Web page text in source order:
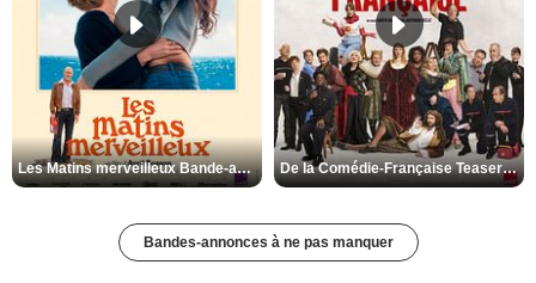
Les Matins merveilleux Bande-annonce VF De la Comédie-Française Teaser VF
Bandes-annonces à ne pas manquer